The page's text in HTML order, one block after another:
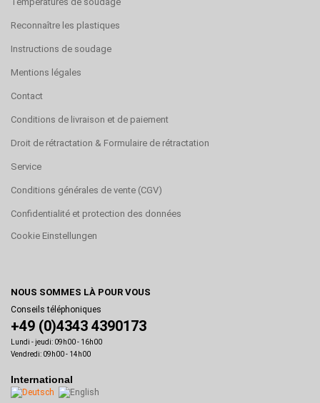
Reconnaître les plastiques
Instructions de soudage
Mentions légales
Contact
Conditions de livraison et de paiement
Droit de rétractation & Formulaire de rétractation
Service
Conditions générales de vente (CGV)
Confidentialité et protection des données
Cookie Einstellungen
NOUS SOMMES LÀ POUR VOUS
Conseils téléphoniques
+49 (0)4343 4390173
Lundi - jeudi: 09h00 - 16h00
Vendredi: 09h00 - 14h00
International